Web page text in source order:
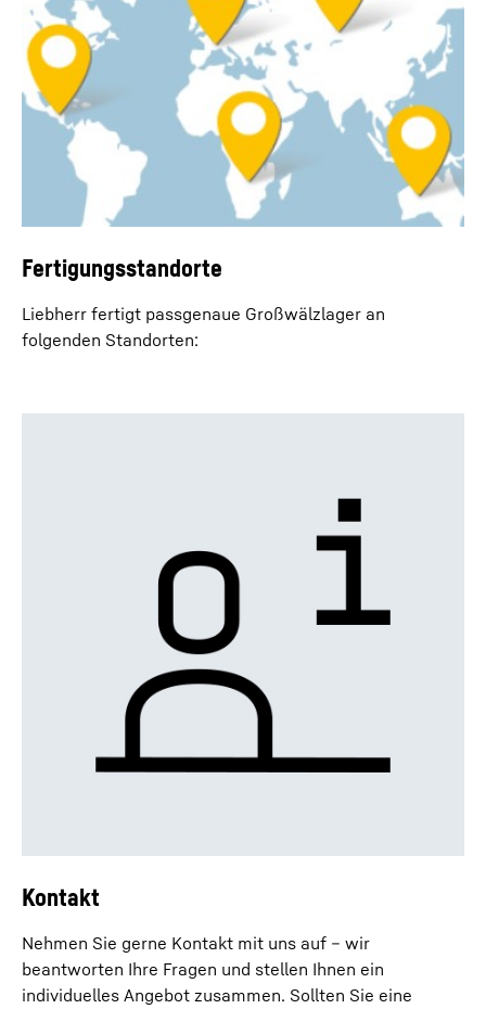
Fertigungsstandorte
Liebherr fertigt passgenaue Großwälzlager an
folgenden Standorten:
Kontakt
Nehmen Sie gerne Kontakt mit uns auf – wir
beantworten Ihre Fragen und stellen Ihnen ein
individuelles Angebot zusammen. Sollten Sie eine